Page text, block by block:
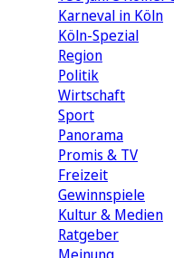
Karneval in Köln
Köln-Spezial
Region
Politik
Wirtschaft
Sport
Panorama
Promis & TV
Freizeit
Gewinnspiele
Kultur & Medien
Ratgeber